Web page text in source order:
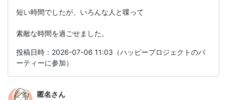
短い時間でしたが、いろんな人と喋って
素敵な時間を過ごせました。
投稿日時：2026-07-06 11:03（ハッピープロジェクトのパ
ーティーに参加）
匿名さん